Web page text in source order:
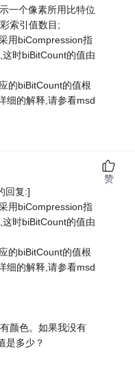
一个像素所用比特位
索引值数目;
用biCompression指
时biBitCount的值由
的biBitCount的值根
细的解释,请参看msd
回复:]
用biCompression指
时biBitCount的值由
的biBitCount的值根
细的解释,请参看msd
颜色。如果我没有
是多少？
赞